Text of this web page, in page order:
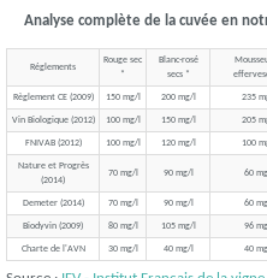
Analyse complète de la cuvée en
Réglements
Rouge sec
*
Blanc-rosé
secs *
Règlement CE (2009) 150 mg/l 200 mg/l 235
Vin Biologique (2012) 100 mg/l 150 mg/l 205
FNIVAB (2012) 100 mg/l 120 mg/l 100
Nature et Progrès
(2014)
70 mg/l 90 mg/l 60
Demeter (2014) 70 mg/l 90 mg/l 60
Biodyvin (2009) 80 mg/l 105 mg/l 96
Charte de l'AVN 30 mg/l 40 mg/l 40